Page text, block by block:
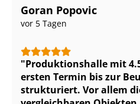
Goran Popovic
vor 5 Tagen
Pro­duk­ti­ons­hal­le mit
ersten Termin bis zur
strukturiert. Vor allem